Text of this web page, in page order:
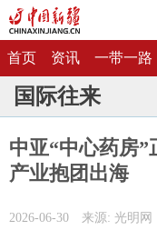
首页 资讯 一带一路
国际往来
中亚“中心药房
产业抱团出海
2026-06-30 来源: 光明网